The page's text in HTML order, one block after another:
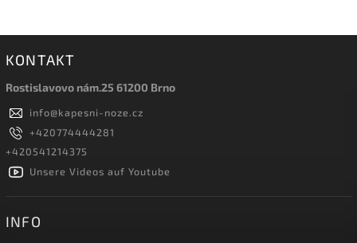
KONTAKT
Rostislavovo nám.25 61200 Brno
info@kapesni-noze.cz
+420774444281
+420541214375
Unsere Videos auf Youtube
INFO